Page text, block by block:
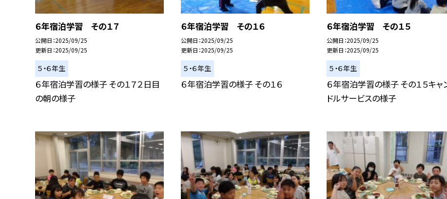
６年宿泊学習 その１７
公開日 2025/09/25
更新日 2025/09/25
５・６年生
６年宿泊学習の様子 その１７２日目
の朝の様子
６年宿泊学習 その１６
公開日 2025/09/25
更新日 2025/09/25
５・６年生
６年宿泊学習の様子 その１６
６年宿泊学習 その１５
公開日 2025/09/25
更新日 2025/09/25
５・６年生
６年宿泊学習の様子 その１５キャ
ドルサービスの様子